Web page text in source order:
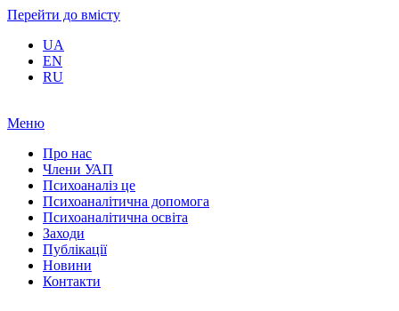
Перейти до вмісту
UA
EN
RU
Меню
Про нас
Члени УАП
Психоаналіз це
Психоаналітична допомога
Психоаналітична освіта
Заходи
Публікації
Новини
Контакти